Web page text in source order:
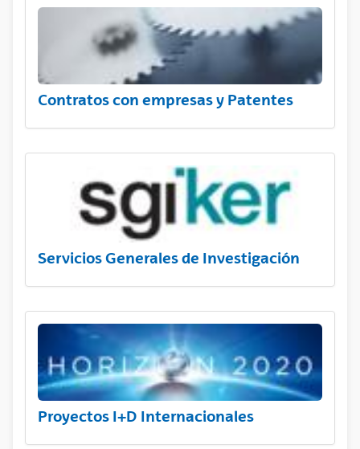
Contratos con empresas y Patentes
Servicios Generales de Investigación
Proyectos I+D Internacionales